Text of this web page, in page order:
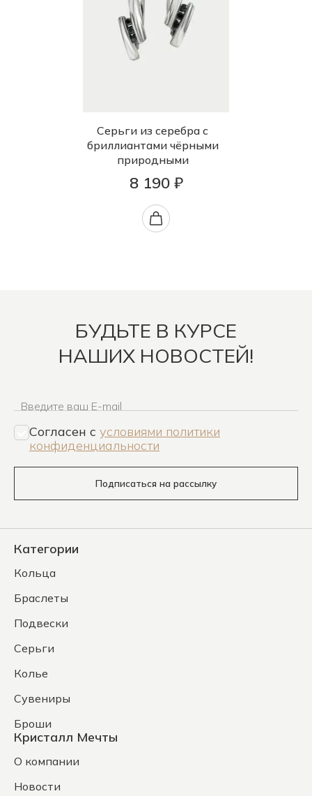
Серьги из серебра с
бриллиантами чёрными
природными
8 190 ₽
БУДЬТЕ В КУРСЕ
НАШИХ НОВОСТЕЙ!
Введите ваш E-mail
Согласен c условиями политики
конфиденциальности
Подписаться на рассылку
Категории
Кольца
Браслеты
Подвески
Серьги
Колье
Сувениры
Броши
Кристалл Мечты
О компании
Новости